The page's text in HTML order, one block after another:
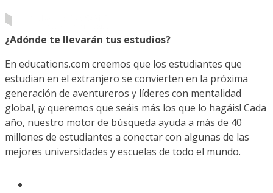
¿Adónde te llevarán tus estudios?
En educations.com creemos que los estudiantes que
estudian en el extranjero se convierten en la próxima
generación de aventureros y líderes con mentalidad
global, ¡y queremos que seáis más los que lo hagáis! Cada
año, nuestro motor de búsqueda ayuda a más de 40
millones de estudiantes a conectar con algunas de las
mejores universidades y escuelas de todo el mundo.